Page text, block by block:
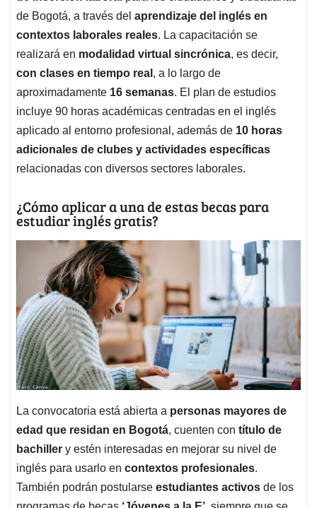
de Bogotá, a través del aprendizaje del inglés en
contextos laborales reales. La capacitación se
realizará en modalidad virtual sincrónica, es decir,
con clases en tiempo real , a lo largo de
aproximadamente 16 semanas. El plan de estudios
incluye 90 horas académicas centradas en el inglés
aplicado al entorno profesional, además de 10 horas
adicionales de clubes y actividades específicas
relacionadas con diversos sectores laborales.
¿Cómo aplicar a una de estas becas para
estudiar inglés gratis?
La convocatoria está abierta a personas mayores de
edad que residan en Bogotá, cuenten con título de
bachiller y estén interesadas en mejorar su nivel de
inglés para usarlo en contextos profesionales.
También podrán postularse estudiantes activos de los